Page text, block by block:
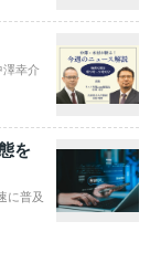
幸介
を
に普及